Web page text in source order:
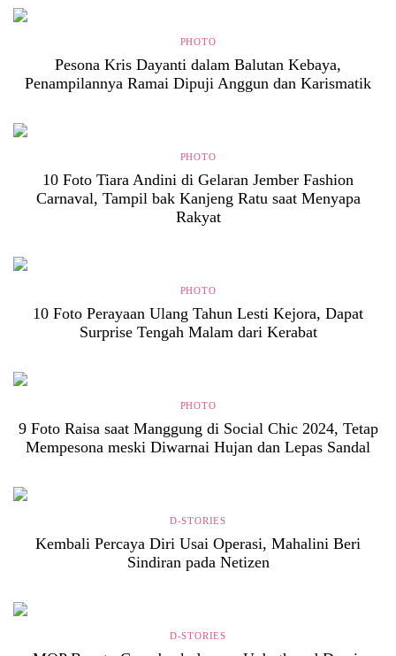
PHOTO
Pesona Kris Dayanti dalam Balutan Kebaya,
Penampilannya Ramai Dipuji Anggun dan Karismatik
PHOTO
10 Foto Tiara Andini di Gelaran Jember Fashion
Carnaval, Tampil bak Kanjeng Ratu saat Menyapa
Rakyat
PHOTO
10 Foto Perayaan Ulang Tahun Lesti Kejora, Dapat
Surprise Tengah Malam dari Kerabat
PHOTO
9 Foto Raisa saat Manggung di Social Chic 2024, Tetap
Mempesona meski Diwarnai Hujan dan Lepas Sandal
D-STORIES
Kembali Percaya Diri Usai Operasi, Mahalini Beri
Sindiran pada Netizen
D-STORIES